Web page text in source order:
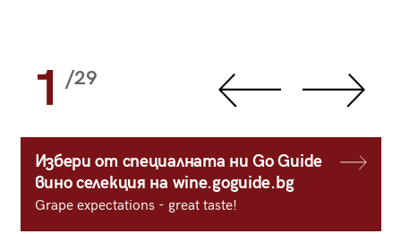
1 /29
Избери от специалната ни Go Guide
вино селекция на wine.goguide.bg
Grape expectations - great taste!